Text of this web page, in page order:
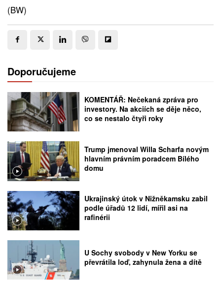
(BW)
Doporučujeme
KOMENTÁŘ: Nečekaná zpráva pro
investory. Na akciích se děje něco,
co se nestalo čtyři roky
Trump jmenoval Willa Scharfa novým
hlavním právním poradcem Bílého
domu
Ukrajinský útok v Nižněkamsku zabil
podle úřadů 12 lidí, mířil asi na
rafinérii
U Sochy svobody v New Yorku se
převrátila loď, zahynula žena a dítě